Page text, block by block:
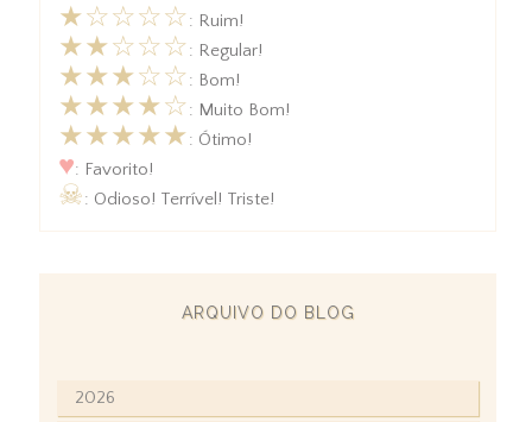
★☆☆☆☆: Ruim!
★★☆☆☆: Regular!
★★★☆☆: Bom!
★★★★☆: Muito Bom!
★★★★★: Ótimo!
♥: Favorito!
☠: Odioso! Terrível! Triste!
ARQUIVO DO BLOG
2026